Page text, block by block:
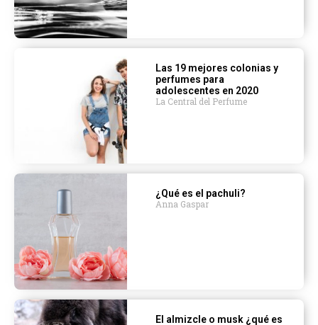
Las 19 mejores colonias y
perfumes para
adolescentes en 2020
La Central del Perfume
¿Qué es el pachuli?
Anna Gaspar
El almizcle o musk ¿qué es